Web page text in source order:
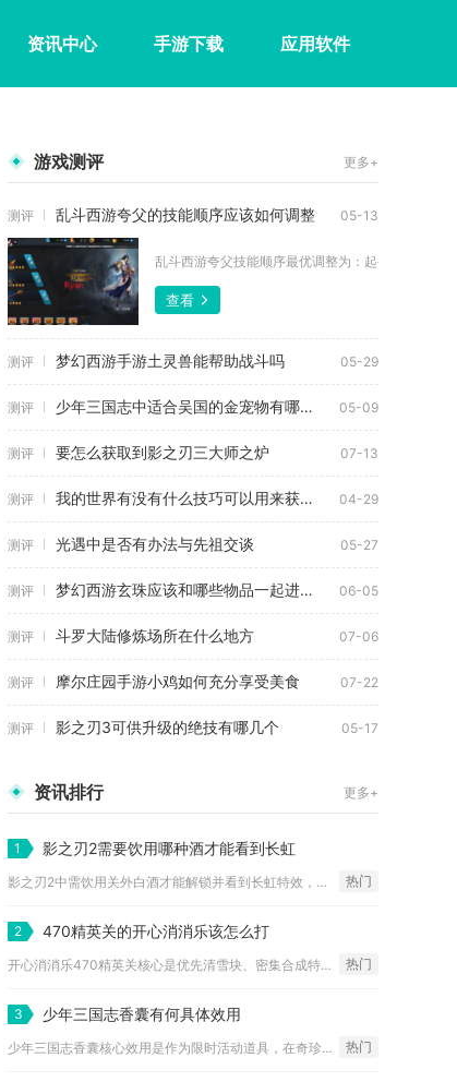
资讯中心 手游下载 应用软件
游戏测评 更多+
测评 乱斗西游夸父的技能顺序应该如何调整 05-13
乱斗西游夸父技能顺序最优调整为：起手定魂一击
查看
测评 梦幻西游手游土灵兽能帮助战斗吗 05-29
测评 少年三国志中适合吴国的金宠物有哪些选择 05-09
测评 要怎么获取到影之刃三大师之炉 07-13
测评 我的世界有没有什么技巧可以用来获取极品马 04-29
测评 光遇中是否有办法与先祖交谈 05-27
测评 梦幻西游玄珠应该和哪些物品一起进行合成 06-05
测评 斗罗大陆修炼场所在什么地方 07-06
测评 摩尔庄园手游小鸡如何充分享受美食 07-22
测评 影之刃3可供升级的绝技有哪几个 05-17
资讯排行 更多+
1 影之刃2需要饮用哪种酒才能看到长虹
影之刃2中需饮用关外白酒才能解锁并看到长虹特效，该特效与角色... 热门
2 470精英关的开心消消乐该怎么打
开心消消乐470精英关核心是优先清雪块、密集合成特效、精准收... 热门
3 少年三国志香囊有何具体效用
少年三国志香囊核心效用是作为限时活动道具，在奇珍兑换商店换取... 热门